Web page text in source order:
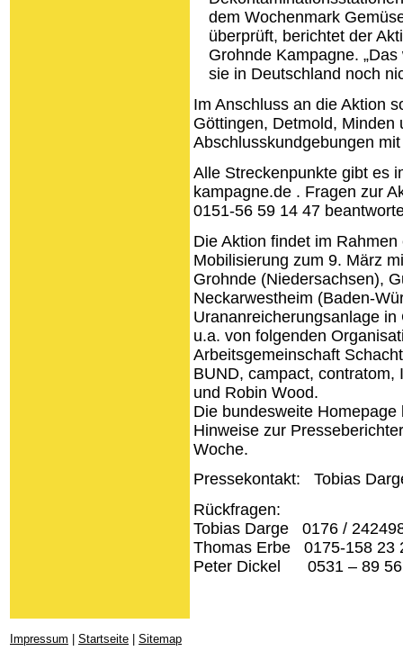
dem Wochenmark
überprüft, berichtet der
Grohnde Kampagne.
sie in Deutschland noch
Im Anschluss an die Aktion
Göttingen, Detmold,
Abschlusskundgebungen
Alle Streckenpunkte gibt es
kampagne.de . Fragen zur
0151-56 59 14 47
Die Aktion findet im
Mobilisierung zum 9. März
Grohnde (Niedersachsen),
Neckarwestheim (Baden-
Urananreicherungsanlage
u.a. von folgenden
Arbeitsgemeinschaft
BUND, campact, contratom,
und Robin Wood.
Die bundesweite
Hinweise zur
Woche.
Pressekontakt: Tobias
Rückfragen:
Tobias Darge 0176 /
Thomas Erbe 0175-158 23
Peter Dickel 0531 – 89
Impressum Startseite Sitemap